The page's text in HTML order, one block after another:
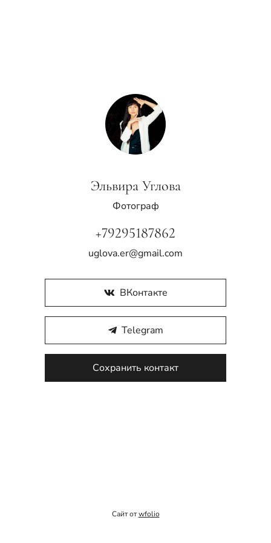
Эльвира Углова
Фотограф
+79295187862
uglova.er@gmail.com
ВКонтакте
Telegram
Сохранить контакт
Сайт отwfolio